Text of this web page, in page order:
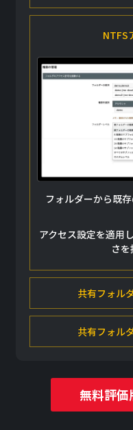
ネットワーク上のフ
ーザーやグループご
他のフォルダーの権
に
プレビューでは、実
定をリスト
NTFS
フォルダーから既
アクセス設定を適用
さを
共有フォル
共有フォル
無料評価